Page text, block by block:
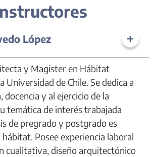
López
y Magister en Hábitat
Universidad de Chile. Se dedica a
docencia y al ejercicio de la
temática de interés trabajada
de pregrado y postgrado es
Posee experiencia laboral
cualitativa, diseño arquitectónico